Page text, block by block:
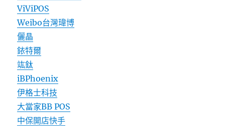
ViViPOS
Weibo台灣瑋博
儷晶
銥特爾
竑鈦
iBPhoenix
伊格士科技
大當家BB POS
中保開店快手